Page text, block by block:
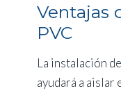
Ventajas
PVC
La instalación
ayudará a